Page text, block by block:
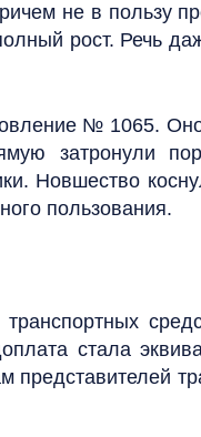
не в пользу
рост. Речь
№ 1065.
затронули
Новшество
пользования.
стала